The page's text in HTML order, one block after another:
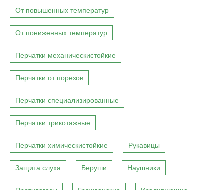
От повышенных температур
От пониженных температур
Перчатки механическистойкие
Перчатки от порезов
Перчатки специализированные
Перчатки трикотажные
Перчатки химическистойкие Рукавицы
Защита слуха Беруши Наушники